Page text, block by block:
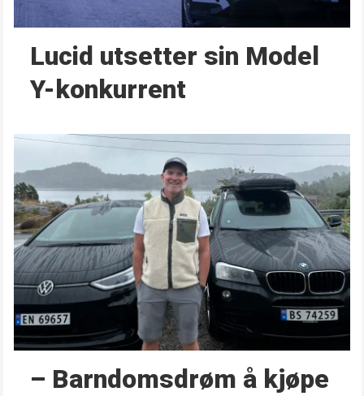
Lucid utsetter sin Model
Y-konkurrent
– Barndoms­drøm å kjøpe